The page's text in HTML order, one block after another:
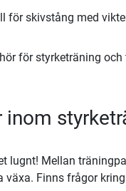
för skivstång med
för styrketräning
lugnt! Mellan
växa. Finns frågor